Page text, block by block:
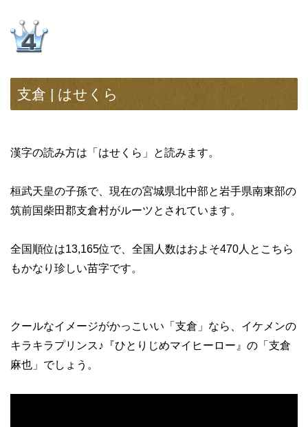
支倉 | はせくら
漢字の読み方は「はせくら」と読みます。
桓武天皇の子孫で、現在の宮城県北中部と岩手県南東部の
筑前国柴田郡支倉村がルーツとされています。
全国順位は13,165位で、全国人数はおよそ470人とこちら
もかなり珍しい苗字です。
クールなイメージがかっこいい「支倉」なら、イケメンの
キラキラプリンス♪『ひとりじめマイヒーロー』の「支倉
麻也」でしょう。